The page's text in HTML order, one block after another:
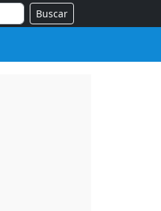
Buscar